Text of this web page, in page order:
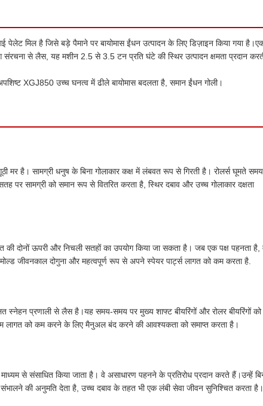
पेलेट मिल है जिसे बड़े पैमाने पर बायोमास ईंधन उत्पादन के लिए डिज़ाइन किया गया
से लैस, यह मशीन 2.5 से 3.5 टन प्रति घंटे की स्थिर उत्पादन क्षमता प्रदान
XGJ850 उच्च घनत्व में ढीले बायोमास बदलता है, समान ईंधन गोली।
मर है। सामग्री धनुष के बिना गोलाकार कक्ष में लंबवत रूप से गिरती है। रोलर्स घूमते समय,
पर सामग्री को समान रूप से वितरित करता है, स्थिर दबाव और उच्च गोलाकार दक्षता
की दोनों ऊपरी और निचली सतहों का उपयोग किया जा सकता है। जब एक पक्ष पहनता है,
जीवनकाल दोगुना और महत्वपूर्ण रूप से अपने स्पेयर पार्ट्स लागत को कम करता है.
प्रणाली से लैस है।यह समय-समय पर मुख्य शाफ्ट बीयरिंगों और रोलर बीयरिंगों
लागत को कम करने के लिए मैनुअल बंद करने की आवश्यकता को समाप्त करता है।
से संसाधित किया जाता है। वे असाधारण पहनने के प्रतिरोध प्रदान करते हैं।उन्हें
की अनुमति देता है, उच्च दबाव के तहत भी एक लंबी सेवा जीवन सुनिश्चित करता है।